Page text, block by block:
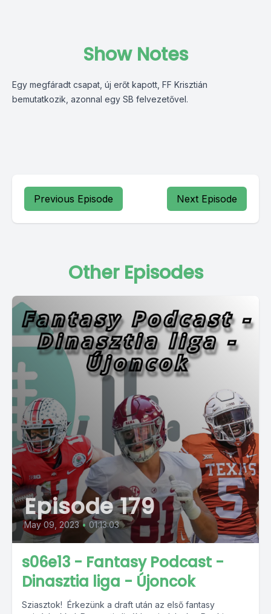
Show Notes
Egy megfáradt csapat, új erőt kapott, FF Krisztián
bemutatkozik, azonnal egy SB felvezetővel.
Previous Episode Next Episode
Other Episodes
Episode 179
May 09, 2023 • 01:13:03
s06e13 - Fantasy Podcast -
Dinasztia liga - Újoncok
Sziasztok! Érkezünk a draft után az első fantasy